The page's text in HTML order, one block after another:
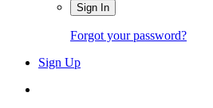
Sign In
Forgot your password?
Sign Up